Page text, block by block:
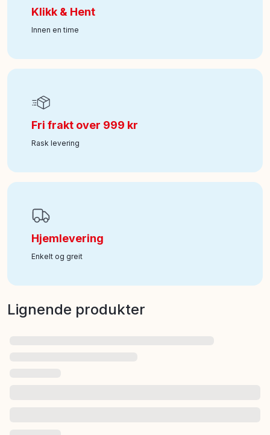
Klikk & Hent
Innen en time
Fri frakt over 999 kr
Rask levering
Hjemlevering
Enkelt og greit
Lignende produkter